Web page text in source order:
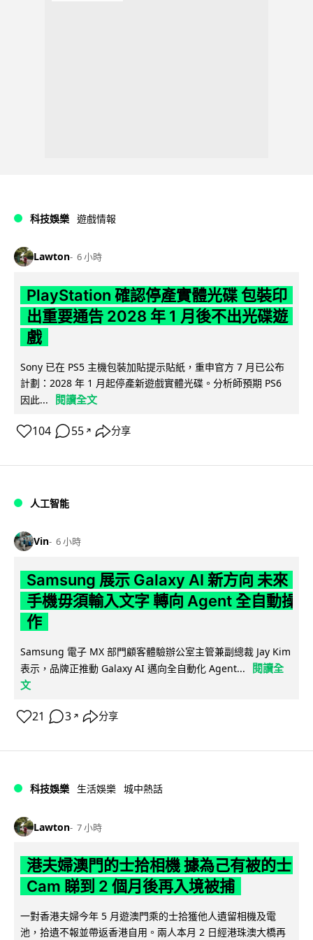
科技娛樂 遊戲情報
Lawton 6 小時
PlayStation 確認停產實體光碟 包裝印
出重要通告 2028 年 1 月後不出光碟遊
戲
Sony 已在 PS5 主機包裝加貼提示貼紙，重申官方 7 月已公布
計劃：2028 年 1 月起停產新遊戲實體光碟。分析師預期 PS6
因此...
閱讀全文
104 55 ↗ 分享
人工智能
Vin 6 小時
Samsung 展示 Galaxy AI 新方向 未來
手機毋須輸入文字 轉向 Agent 全自動操
作
Samsung 電子 MX 部門顧客體驗辦公室主管兼副總裁 Jay Kim
表示，品牌正推動 Galaxy AI 邁向全自動化 Agent...
閱讀全
文
21 3 ↗ 分享
科技娛樂 生活娛樂 城中熱話
Lawton 7 小時
港夫婦澳門的士拾相機 據為己有被的士
Cam 睇到 2 個月後再入境被捕
一對香港夫婦今年 5 月遊澳門乘的士拾獲他人遺留相機及電
池，拾遺不報並帶返香港自用。兩人本月 2 日經港珠澳大橋再